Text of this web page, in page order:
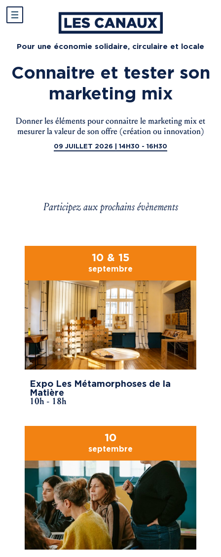
Pour une économie solidaire, circulaire et locale
Connaitre et tester son
marketing mix
Donner les éléments pour connaitre le marketing mix et
mesurer la valeur de son offre (création ou innovation)
09 JUILLET 2026 | 14H30 - 16H30
Participez aux prochains évènements
10 & 15
septembre
Expo Les Métamorphoses de la
Matière
10h - 18h
10
septembre